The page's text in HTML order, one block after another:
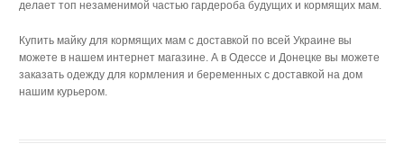
делает топ незаменимой частью гардероба будущих и кормящих мам.
Купить майку для кормящих мам с доставкой по всей Украине вы
можете в нашем интернет магазине. А в Одессе и Донецке вы можете
заказать одежду для кормления и беременных с доставкой на дом
нашим курьером.